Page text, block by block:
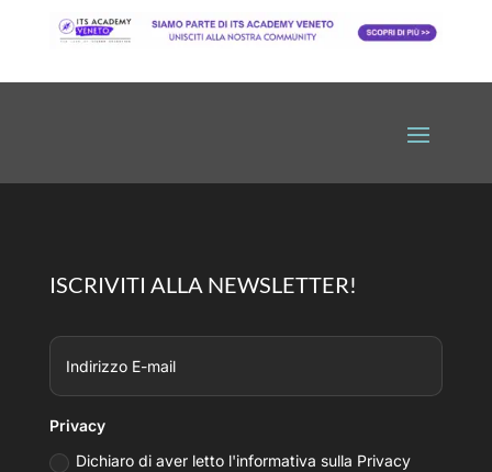
ISCRIVITI ALLA NEWSLETTER!
Privacy
Dichiaro di aver letto l'informativa sulla Privacy